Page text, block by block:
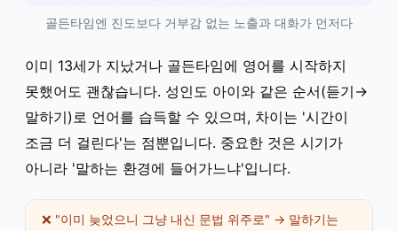
골든타임엔 진도보다 거부감 없는 노출과 대화가 먼저다
이미 13세가 지났거나 골든타임에 영어를 시작하지
못했어도 괜찮습니다. 성인도 아이와 같은 순서(듣기→
말하기)로 언어를 습득할 수 있으며, 차이는 '시간이
조금 더 걸린다'는 점뿐입니다. 중요한 것은 시기가
아니라 '말하는 환경에 들어가느냐'입니다.
❌ "이미 늦었으니 그냥 내신 문법 위주로" → 말하기는